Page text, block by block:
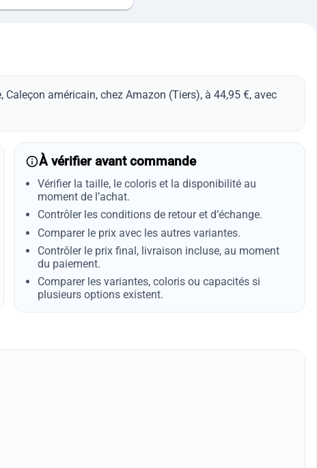
Caleçon américain, chez Amazon (Tiers), à 44,95 €, avec
À vérifier avant commande
Vérifier la taille, le coloris et la disponibilité au
moment de l’achat.
Contrôler les conditions de retour et d’échange.
Comparer le prix avec les autres variantes.
Contrôler le prix final, livraison incluse, au moment
du paiement.
Comparer les variantes, coloris ou capacités si
plusieurs options existent.